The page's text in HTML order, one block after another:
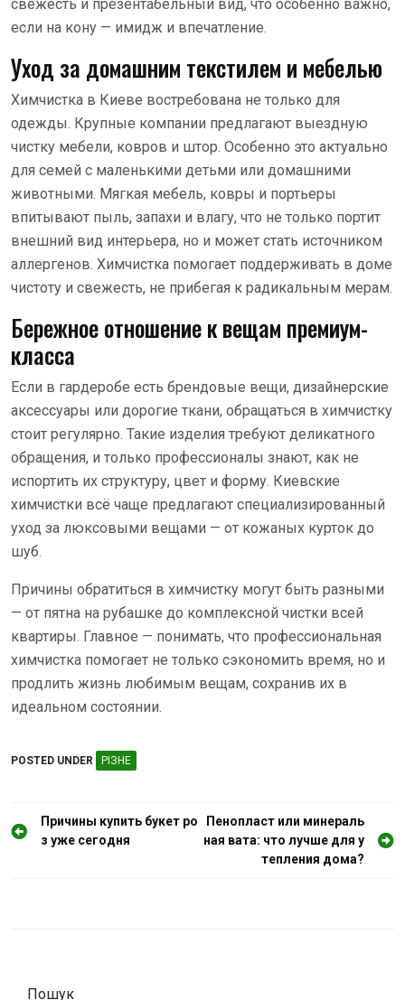
свежесть и презентабельный вид, что особенно важно,
если на кону — имидж и впечатление.
Уход за домашним текстилем и мебелью
Химчистка в Киеве востребована не только для
одежды. Крупные компании предлагают выездную
чистку мебели, ковров и штор. Особенно это актуально
для семей с маленькими детьми или домашними
животными. Мягкая мебель, ковры и портьеры
впитывают пыль, запахи и влагу, что не только портит
внешний вид интерьера, но и может стать источником
аллергенов. Химчистка помогает поддерживать в доме
чистоту и свежесть, не прибегая к радикальным мерам.
Бережное отношение к вещам премиум-
класса
Если в гардеробе есть брендовые вещи, дизайнерские
аксессуары или дорогие ткани, обращаться в химчистку
стоит регулярно. Такие изделия требуют деликатного
обращения, и только профессионалы знают, как не
испортить их структуру, цвет и форму. Киевские
химчистки всё чаще предлагают специализированный
уход за люксовыми вещами — от кожаных курток до
шуб.
Причины обратиться в химчистку могут быть разными
— от пятна на рубашке до комплексной чистки всей
квартиры. Главное — понимать, что профессиональная
химчистка помогает не только сэкономить время, но и
продлить жизнь любимым вещам, сохранив их в
идеальном состоянии.
POSTED UNDER РІЗНЕ
Н
Причины купить букет ро
з уже сегодня
Пенопласт или минераль
ная вата: что лучше для у
тепления дома?
Пошук